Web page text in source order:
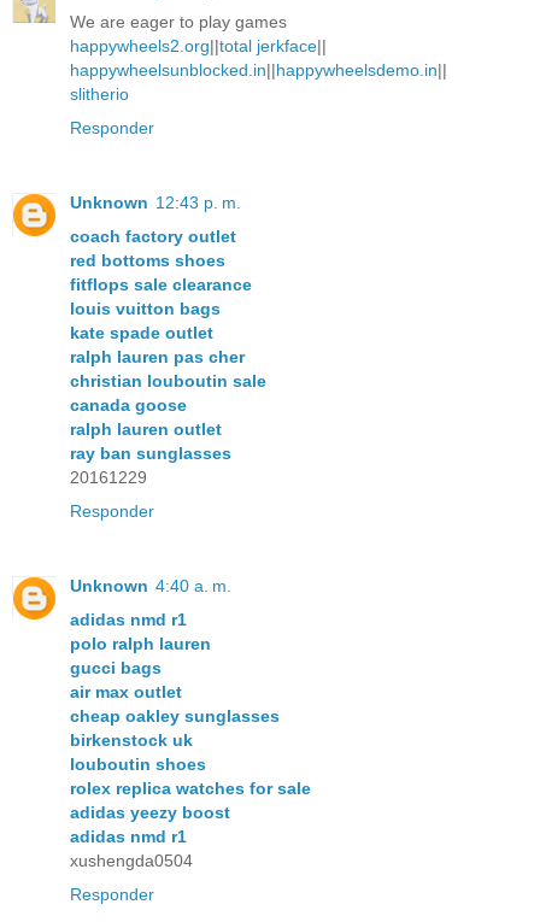
We are eager to play games
happywheels2.org||total jerkface||
happywheelsunblocked.in||happywheelsdemo.in||
slitherio
Responder
Unknown 12:43 p. m.
coach factory outlet
red bottoms shoes
fitflops sale clearance
louis vuitton bags
kate spade outlet
ralph lauren pas cher
christian louboutin sale
canada goose
ralph lauren outlet
ray ban sunglasses
20161229
Responder
Unknown 4:40 a. m.
adidas nmd r1
polo ralph lauren
gucci bags
air max outlet
cheap oakley sunglasses
birkenstock uk
louboutin shoes
rolex replica watches for sale
adidas yeezy boost
adidas nmd r1
xushengda0504
Responder